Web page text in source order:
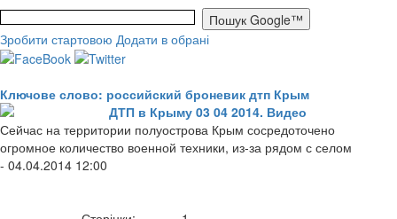
Зробити стартовою Додати в обрані
Ключове слово: российский броневик дтп Крым
ДТП в Крыму 03 04 2014. Видео
Сейчас на территории полуострова Крым сосредоточено
огромное количество военной техники, из-за рядом с селом
- 04.04.2014 12:00